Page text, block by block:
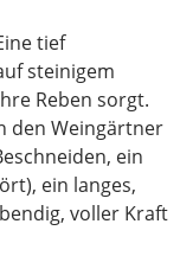
tief
steinigem
Reben sorgt.
den Weingärtner
ein
ein langes,
voller Kraft